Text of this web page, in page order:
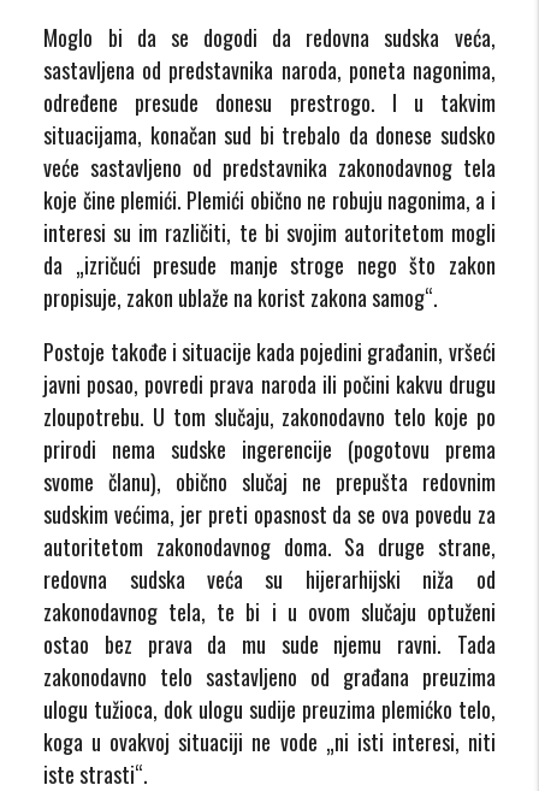
Moglo bi da se dogodi da redovna sudska veća,
sastavljena od predstavnika naroda, poneta nagonima,
određene presude donesu prestrogo. I u takvim
situacijama, konačan sud bi trebalo da donese sudsko
veće sastavljeno od predstavnika zakonodavnog tela
koje čine plemići. Plemići obično ne robuju nagonima, a i
interesi su im različiti, te bi svojim autoritetom mogli
da „izričući presude manje stroge nego što zakon
propisuje, zakon ublaže na korist zakona samog“.
Postoje takođe i situacije kada pojedini građanin, vršeći
javni posao, povredi prava naroda ili počini kakvu drugu
zloupotrebu. U tom slučaju, zakonodavno telo koje po
prirodi nema sudske ingerencije (pogotovu prema
svome članu), obično slučaj ne prepušta redovnim
sudskim većima, jer preti opasnost da se ova povedu za
autoritetom zakonodavnog doma. Sa druge strane,
redovna sudska veća su hijerarhijski niža od
zakonodavnog tela, te bi i u ovom slučaju optuženi
ostao bez prava da mu sude njemu ravni. Tada
zakonodavno telo sastavljeno od građana preuzima
ulogu tužioca, dok ulogu sudije preuzima plemićko telo,
koga u ovakvoj situaciji ne vode „ni isti interesi, niti
iste strasti“.